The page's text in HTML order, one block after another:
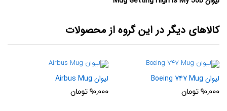
کالاهای دیگر در این گروه از محصولات
لیوان Boeing 747 Mug
90,000تومان
لیوان Airbus Mug
90,000تومان